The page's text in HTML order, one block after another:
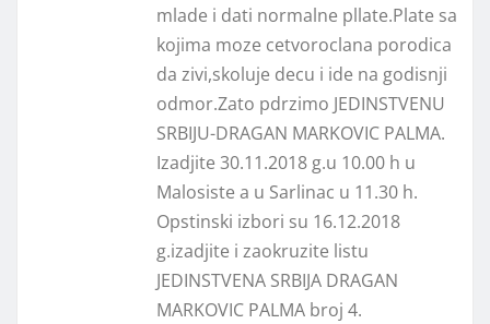
mlade i dati normalne pllate.Plate sa
kojima moze cetvoroclana porodica
da zivi,skoluje decu i ide na godisnji
odmor.Zato pdrzimo JEDINSTVENU
SRBIJU-DRAGAN MARKOVIC PALMA.
Izadjite 30.11.2018 g.u 10.00 h u
Malosiste a u Sarlinac u 11.30 h.
Opstinski izbori su 16.12.2018
g.izadjite i zaokruzite listu
JEDINSTVENA SRBIJA DRAGAN
MARKOVIC PALMA broj 4.